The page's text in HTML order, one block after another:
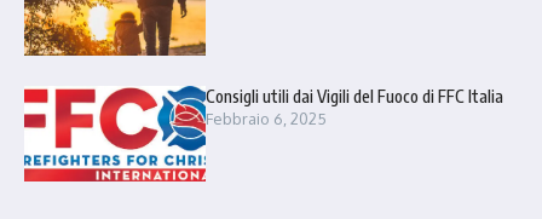
Consigli utili dai Vigili del Fuoco di FFC Italia
Febbraio 6, 2025